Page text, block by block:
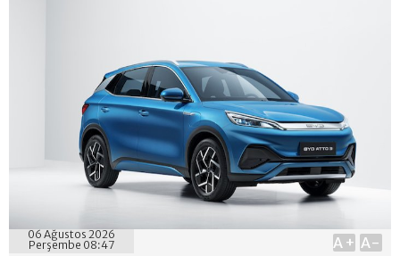
06 Ağustos 2026
Perşembe 08:47
A+ A-